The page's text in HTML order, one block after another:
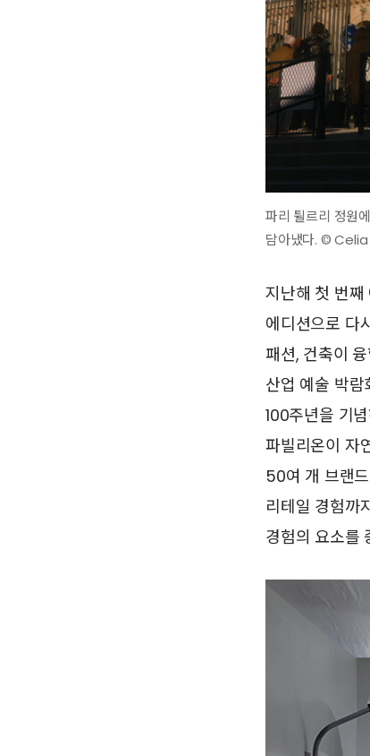
파리 튈르리 정원
담아냈다. ©
지난해 첫 번째
에디션으로 다
패션, 건축이
산업 예술 박
100주년을 기
파빌리온이 자
50여 개 브랜
리테일 경험까
경험의 요소를